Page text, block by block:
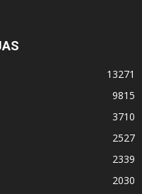
13271
9815
3710
2527
2339
2030